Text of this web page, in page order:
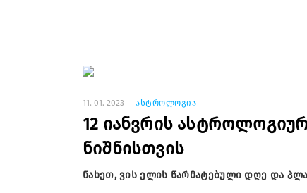
11. 01. 2023 ასტროლოგია
12 იანვრის
ნიშნისთვის
ნახეთ, ვის ელის წარმატებული დღე და